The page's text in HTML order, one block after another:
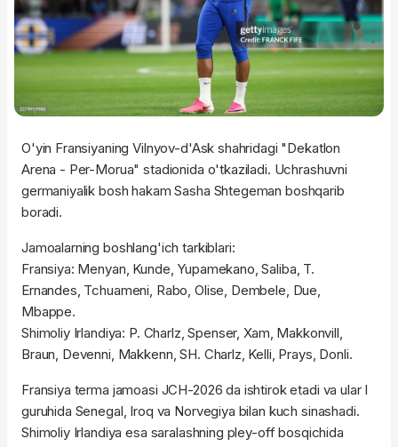
O'yin Fransiyaning Vilnyov-d'Ask shahridagi "Dekatlon
Arena - Per-Morua" stadionida o'tkaziladi. Uchrashuvni
germaniyalik bosh hakam Sasha Shtegeman boshqarib
boradi.
Jamoalarning boshlang'ich tarkiblari:
Fransiya: Menyan, Kunde, Yupamekano, Saliba, T.
Ernandes, Tchuameni, Rabo, Olise, Dembele, Due,
Mbappe.
Shimoliy Irlandiya: P. Charlz, Spenser, Xam, Makkonvill,
Braun, Devenni, Makkenn, SH. Charlz, Kelli, Prays, Donli.
Fransiya terma jamoasi JCH-2026 da ishtirok etadi va ular I
guruhida Senegal, Iroq va Norvegiya bilan kuch sinashadi.
Shimoliy Irlandiya esa saralashning pley-off bosqichida